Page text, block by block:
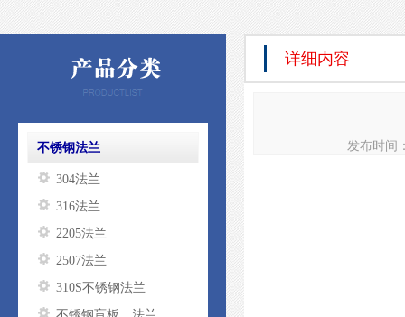
不锈钢法兰
304法兰
316法兰
2205法兰
2507法兰
310S不锈钢法兰
详细内容
发布时间